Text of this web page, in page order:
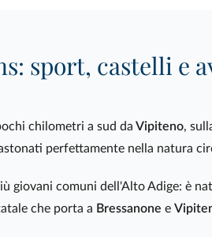
sport, castelli e
chilometri a sud da Vipiteno,
perfettamente nella natura
giovani comuni dell'Alto Adige: è
che porta a Bressanone e